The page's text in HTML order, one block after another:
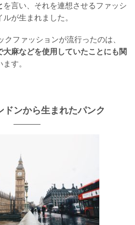
を言い、それを連想させるファッシ
が生まれました。
ファッションが流行ったのは、
大麻などを使用していたことにも関
す。
ドンから生まれたパンク